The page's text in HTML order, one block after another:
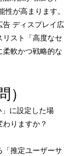
性が高まります。
告 ディスプレイ広
スト「高度なセ
柔軟かつ戦略的な
に設定した場
りますか？
「推定ユーザーサ